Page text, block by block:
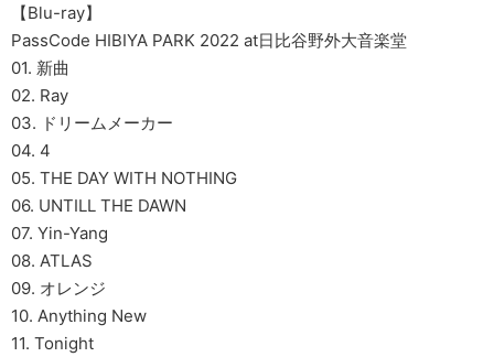
【Blu-ray】
PassCode HIBIYA PARK 2022 at日比谷野外大音楽堂
01. 新曲
02. Ray
03. ドリームメーカー
04. 4
05. THE DAY WITH NOTHING
06. UNTILL THE DAWN
07. Yin-Yang
08. ATLAS
09. オレンジ
10. Anything New
11. Tonight